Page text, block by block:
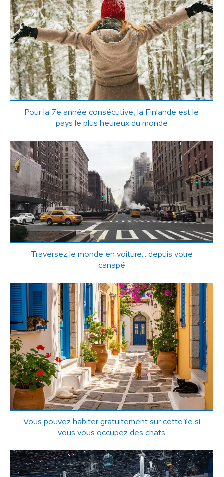
Pour la 7e année consécutive, la Finlande est le
pays le plus heureux du monde
Traversez le monde en voiture... depuis votre
canapé
Vous pouvez habiter gratuitement sur cette île si
vous vous occupez des chats